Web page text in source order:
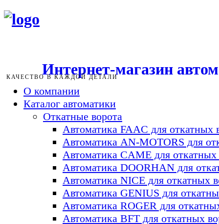
Интернет-магазин
КАЧЕСТВО В КАЖДОЙ ДЕТАЛИ
О компании
Каталог автоматики
Откатные ворота
Автоматика FAAC для откатных
Автоматика AN-MOTORS для
Автоматика CAME для откатных
Автоматика DOORHAN для
Автоматика NICE для откатных
Автоматика GENIUS для
Автоматика ROGER для
Автоматика BFT для откатных